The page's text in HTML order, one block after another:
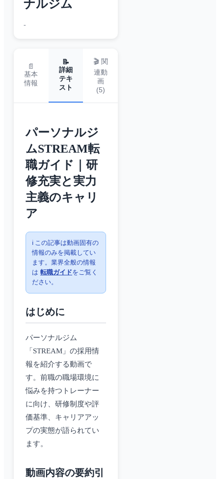
ナルジム
-
📄
基本
情報
📝
詳細
テキ
スト
🎬 関
連動
画
(5)
パーソナルジ
ムSTREAM転
職ガイド｜研
修充実と実力
主義のキャリ
ア
ℹ️ この記事は動画固有の
情報のみを掲載してい
ます。業界全般の情報
は 転職ガイドをご覧く
ださい。
はじめに
パーソナルジム
「STREAM」の採用情
報を紹介する動画で
す。前職の職場環境に
悩みを持つトレーナー
に向け、研修制度や評
価基準、キャリアアッ
プの実態が語られてい
ます。
動画内容の要約引